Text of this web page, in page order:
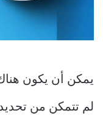
يمكن أن يكون
لم تتمكن من